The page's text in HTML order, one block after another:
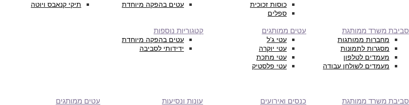
כוסות זכוכית
ספלים
עטים בהפקה מיוחדת
תיקי קנאבס ויוטה
סביבת משרד ממותגת
מחברות ממותגות
מסגרות לתמונות
מעמדים לטלפון
מעמדים לשולחן עבודה
עטים ממותגים
עטי ג’ל
עטי יוקרה
עטי מתכת
עטי פלסטיק
קטגוריות נוספות
עטים בהפקה מיוחדת
ידידותי לסביבה
סביבת משרד ממותגת כנסים ואירועים עונות ונסיעות עטים ממותגים